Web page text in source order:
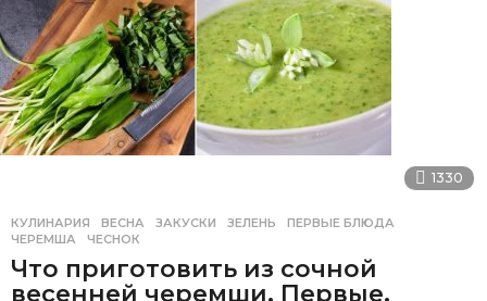
1330
КУЛИНАРИЯ ВЕСНА ,ЗАКУСКИ ,ЗЕЛЕНЬ ,ПЕРВЫЕ БЛЮДА
ЧЕРЕМША
,ЧЕСНОК
Что приготовить из сочной
весенней черемши. Первые,